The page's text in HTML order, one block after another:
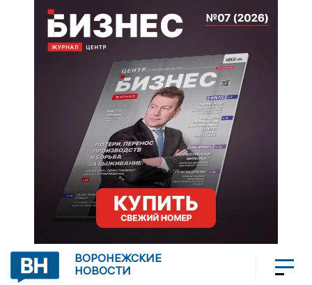
ВОРОНЕЖСКИЕ
НОВОСТИ